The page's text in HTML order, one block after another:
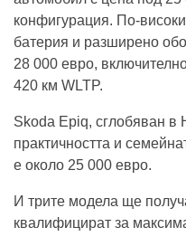
конфигурация. По-
батерия и разширено
28 000 евро,
420 км WLTP.
Skoda Epiq, сглобяван в
практичността и
е около 25 000 евро.
И трите модела ще
квалифицират за